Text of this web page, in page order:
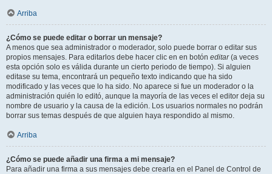
Arriba
¿Cómo se puede editar o borrar un mensaje?
A menos que sea administrador o moderador, solo puede borrar o editar sus
propios mensajes. Para editarlos debe hacer clic en en botón editar(a veces
esta opción solo es válida durante un cierto periodo de tiempo). Si alguien
editase su tema, encontrará un pequeño texto indicando que ha sido
modificado y las veces que lo ha sido. No aparece si fue un moderador o la
administración quién lo editó, aunque la mayoría de las veces el editor deja su
nombre de usuario y la causa de la edición. Los usuarios normales no podrán
borrar sus temas después de que alguien haya respondido al mismo.
Arriba
¿Cómo se puede añadir una firma a mi mensaje?
Para añadir una firma a sus mensajes debe crearla en el Panel de Control de